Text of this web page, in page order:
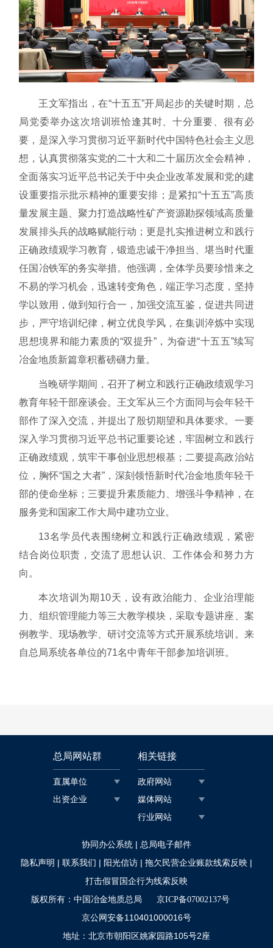
王文军指出，在“十五五”开局起步的关键时期，总
局党委举办这次培训班恰逢其时、十分重要、很有必
要，是深入学习贯彻习近平新时代中国特色社会主义思
想，认真贯彻落实党的二十大和二十届历次全会精神，
全面落实习近平总书记关于中央企业改革发展和党的建
设重要指示批示精神的重要安排；是紧扣“十五五”高质
量发展主题、聚力打造战略性矿产资源勘探领域高质量
发展排头兵的战略赋能行动；更是扎实推进树立和践行
正确政绩观学习教育，锻造忠诚干净担当、堪当时代重
任国冶铁军的务实举措。他强调，全体学员要珍惜来之
不易的学习机会，迅速转变角色，端正学习态度，坚持
学以致用，做到知行合一，加强交流互鉴，促进共同进
步，严守培训纪律，树立优良学风，在集训淬炼中实现
思想境界和能力素质的“双提升”，为奋进“十五五”续写
冶金地质新篇章积蓄磅礴力量。
当晚研学期间，召开了树立和践行正确政绩观学习
教育年轻干部座谈会。王文军从三个方面同与会年轻干
部作了深入交流，并提出了殷切期望和具体要求。一要
深入学习贯彻习近平总书记重要论述，牢固树立和践行
正确政绩观，筑牢干事创业思想根基；二要提高政治站
位，胸怀“国之大者”，深刻领悟新时代冶金地质年轻干
部的使命坐标；三要提升素质能力、增强斗争精神，在
服务党和国家工作大局中建功立业。
13名学员代表围绕树立和践行正确政绩观，紧密
结合岗位职责，交流了思想认识、工作体会和努力方
向。
本次培训为期10天，设有政治能力、企业治理能
力、组织管理能力等三大教学模块，采取专题讲座、案
例教学、现场教学、研讨交流等方式开展系统培训。来
自总局系统各单位的71名中青年干部参加培训班。
总局网站群
直属单位
出资企业
相关链接
政府网站
媒体网站
行业网站
协同办公系统 | 总局电子邮件
隐私声明 | 联系我们 | 阳光信访 | 拖欠民营企业账款线索反映 |
打击假冒国企行为线索反映
版权所有：中国冶金地质总局 京ICP备07002137号
京公网安备110401000016号
地址：北京市朝阳区姚家园路105号2座